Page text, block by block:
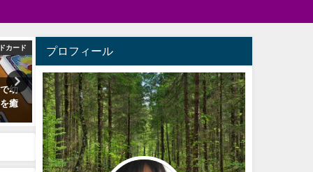
カード
幼
癒
12星座別アロマのブレンドレシ
ピ☆安全な使い方や注意点
2017年8月5日
レイキ・アチューンメント(
の受講料や特徴メリットに
て
2025年5月25日
プロフィール